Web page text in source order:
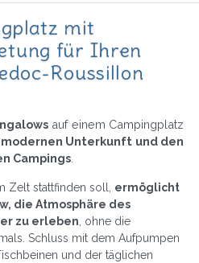
mit
für Ihren
Roussillon
auf einem Campingplatz
Unterkunft und den
Campings
Zelt stattfinden soll, ermöglicht
die Atmosphäre des
zu erleben, ohne die
Schluss mit dem Aufpumpen
und der täglichen